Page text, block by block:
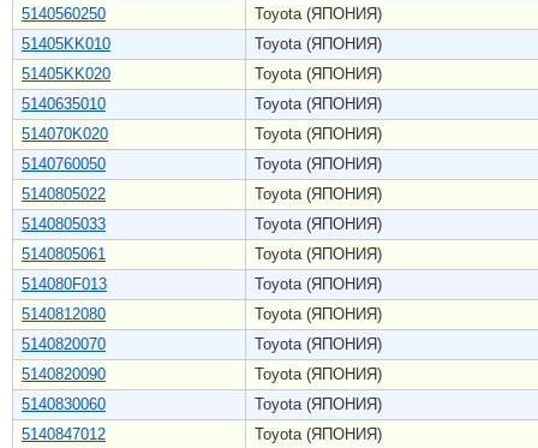
5140560250
Toyota (ЯПОНИЯ)
51405KK010
Toyota (ЯПОНИЯ)
51405KK020
Toyota (ЯПОНИЯ)
5140635010
Toyota (ЯПОНИЯ)
514070K020
Toyota (ЯПОНИЯ)
5140760050
Toyota (ЯПОНИЯ)
5140805022
Toyota (ЯПОНИЯ)
5140805033
Toyota (ЯПОНИЯ)
5140805061
Toyota (ЯПОНИЯ)
514080F013
Toyota (ЯПОНИЯ)
5140812080
Toyota (ЯПОНИЯ)
5140820070
Toyota (ЯПОНИЯ)
5140820090
Toyota (ЯПОНИЯ)
5140830060
Toyota (ЯПОНИЯ)
5140847012
Toyota (ЯПОНИЯ)